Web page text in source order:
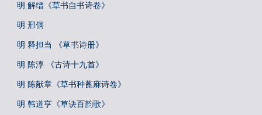
明 解缙《草书自书诗卷》
明 邢侗
明 释担当 《草书诗册》
明 陈淳 《古诗十九首》
明 陈献章《草书种蓖麻诗卷》
明 韩道亨《草诀百韵歌》